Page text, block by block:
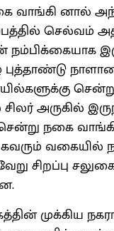
வாங்கி னால்
செல்வம்
நம்பிக்கையாக
அருகில்
நகை
வகையில்
சிறப்பு
முக்கிய